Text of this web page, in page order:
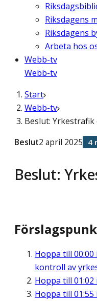
Riksdagens
Riksdagens
Arbeta hos
Webb-tv
Webb-tv
Start
Webb-tv
Beslut:
Beslut:
Beslut2 april 2025 4
Hoppa till 00:00
kontroll av
Hoppa till 01:02
Hoppa till 01:55